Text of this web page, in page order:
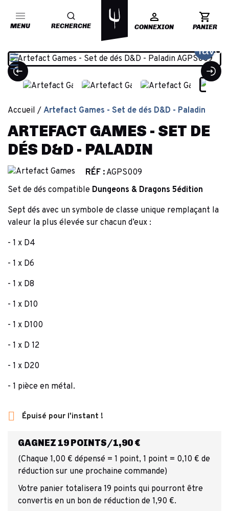
MENU RECHERCHE CONNEXION PANIER
Accueil Artefact Games - Set de dés D&D - Paladin
ARTEFACT GAMES - SET DE
DÉS D&D - PALADIN
RÉF : AGPS009
Set de dés compatible Dungeons & Dragons 5édition
Sept dés avec un symbole de classe unique remplaçant la
valeur la plus élevée sur chacun d’eux :
- 1 x D4
- 1 x D6
- 1 x D8
- 1 x D10
- 1 x D100
- 1 x D 12
- 1 x D20
- 1 pièce en métal.
 Épuisé pour l'instant !
GAGNEZ 19 POINTS/1,90 €
(Chaque 1,00 € dépensé = 1 point, 1 point = 0,10 € de
réduction sur une prochaine commande)
Votre panier totalisera 19 points qui pourront être
convertis en un bon de réduction de 1,90 €.